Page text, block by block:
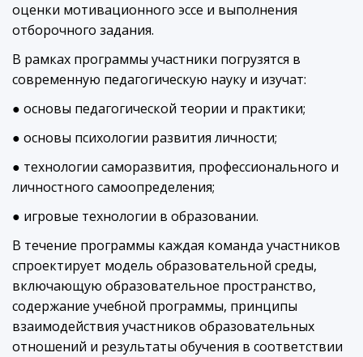
оценки мотивационного эссе и выполнения
отборочного задания.
В рамках программы участники погрузятся в
современную педагогическую науку и изучат:
● основы педагогической теории и практики;
● основы психологии развития личности;
● технологии саморазвития, профессионального и
личностного самоопределения;
● игровые технологии в образовании.
В течение программы каждая команда участников
спроектирует модель образовательной среды,
включающую образовательное пространство,
содержание учебной программы, принципы
взаимодействия участников образовательных
отношений и результаты обучения в соответствии